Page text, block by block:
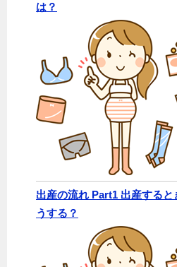
は？
出産の流れ Part1 出産する
うする？